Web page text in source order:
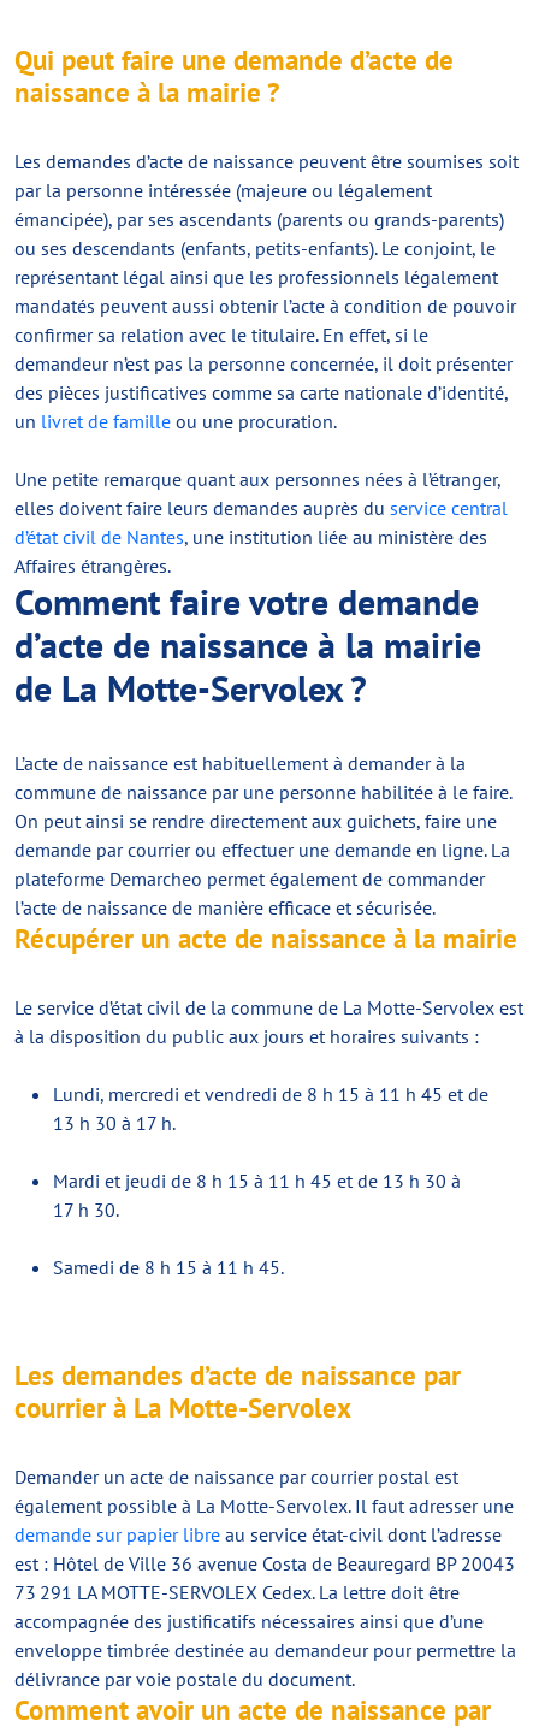
Qui peut faire une demande d’acte de
naissance à la mairie ?
Les demandes d’acte de naissance peuvent être soumises soit
par la personne intéressée (majeure ou légalement
émancipée), par ses ascendants (parents ou grands-parents)
ou ses descendants (enfants, petits-enfants). Le conjoint, le
représentant légal ainsi que les professionnels légalement
mandatés peuvent aussi obtenir l’acte à condition de pouvoir
confirmer sa relation avec le titulaire. En effet, si le
demandeur n’est pas la personne concernée, il doit présenter
des pièces justificatives comme sa carte nationale d’identité,
un livret de famille ou une procuration.
Une petite remarque quant aux personnes nées à l’étranger,
elles doivent faire leurs demandes auprès du service central
d’état civil de Nantes, une institution liée au ministère des
Affaires étrangères.
Comment faire votre demande
d’acte de naissance à la mairie
de La Motte-Servolex ?
L’acte de naissance est habituellement à demander à la
commune de naissance par une personne habilitée à le faire.
On peut ainsi se rendre directement aux guichets, faire une
demande par courrier ou effectuer une demande en ligne. La
plateforme Demarcheo permet également de commander
l’acte de naissance de manière efficace et sécurisée.
Récupérer un acte de naissance à la mairie
Le service d’état civil de la commune de La Motte-Servolex est
à la disposition du public aux jours et horaires suivants :
Lundi, mercredi et vendredi de 8 h 15 à 11 h 45 et de
13 h 30 à 17 h.
Mardi et jeudi de 8 h 15 à 11 h 45 et de 13 h 30 à
17 h 30.
Samedi de 8 h 15 à 11 h 45.
Les demandes d’acte de naissance par
courrier à La Motte-Servolex
Demander un acte de naissance par courrier postal est
également possible à La Motte-Servolex. Il faut adresser une
demande sur papier libre au service état-civil dont l’adresse
est : Hôtel de Ville 36 avenue Costa de Beauregard BP 20043
73 291 LA MOTTE-SERVOLEX Cedex. La lettre doit être
accompagnée des justificatifs nécessaires ainsi que d’une
enveloppe timbrée destinée au demandeur pour permettre la
délivrance par voie postale du document.
Comment avoir un acte de naissance par